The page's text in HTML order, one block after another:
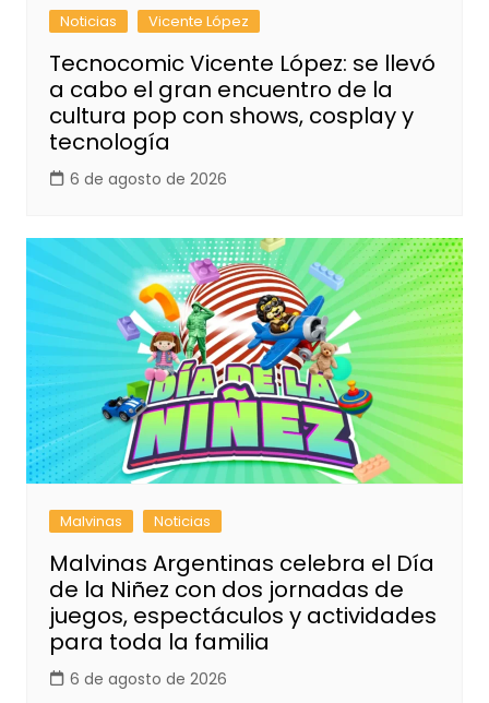
Noticias Vicente López
Tecnocomic Vicente López: se llevó
a cabo el gran encuentro de la
cultura pop con shows, cosplay y
tecnología
6 de agosto de 2026
Malvinas Noticias
Malvinas Argentinas celebra el Día
de la Niñez con dos jornadas de
juegos, espectáculos y actividades
para toda la familia
6 de agosto de 2026